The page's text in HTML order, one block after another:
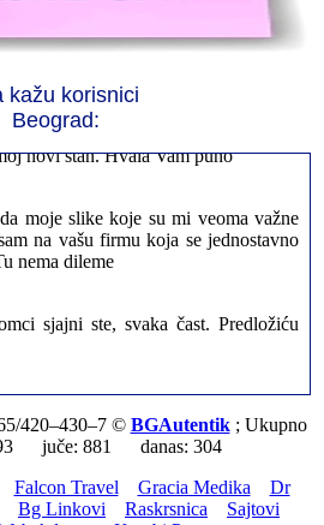
kažu korisnici
Beograd:
pohvalim sve radnike u firmi jer su
Zahvaljujuću vašoj firmi. Istog dana
novi stan. Hvala Vam puno
moje slike koje su mi veoma važne
na vašu firmu koja se jednostavno
nema dileme
sjajni ste, svaka čast. Predložiću
Trebalo je odmah da ispraznim stan i
sam vašu firmu. Ja ljudi ne znam
Hvala Vam
gde može da se nađe prava
420–430–7 © BGAutentik; Ukupno
juče: 881 danas: 304
Falcon Travel Gracia Medika
Dr
Bg Linkovi Raskrsnica
Sajtovi